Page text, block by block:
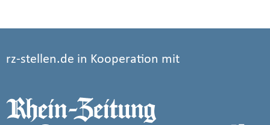
rz-stellen.de in Kooperation mit